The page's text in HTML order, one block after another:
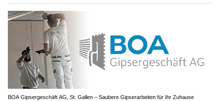
BOA Gipsergeschäft AG, St. Gallen – Saubere Gipserarbeiten für Ihr Zuhause